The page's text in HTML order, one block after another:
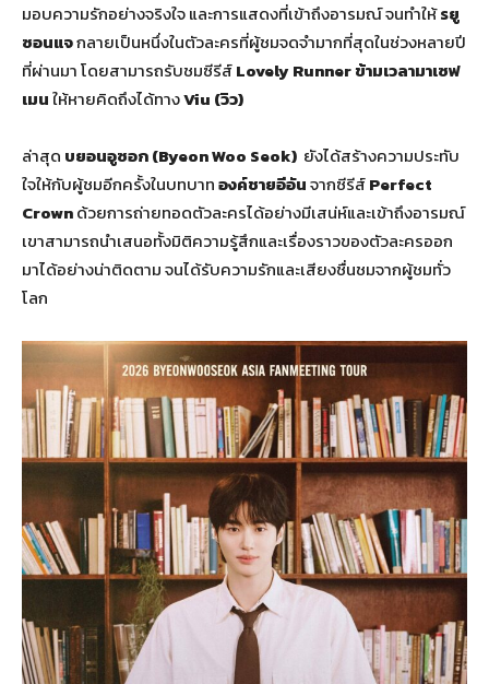
มอบความรักอย่างจริงใจ และการแสดงที่เข้าถึงอารมณ์ จนทำให้รยู
ซอนแจกลายเป็นหนึ่งในตัวละครที่ผู้ชมจดจำมากที่สุดในช่วงหลายปี
ที่ผ่านมา โดยสามารถรับชมซีรีส์Lovely Runner ข้ามเวลามาเซฟ
เมนให้หายคิดถึงได้ทางViu (วิว)
ล่าสุด บยอนอูซอก (Byeon Woo Seok) ยังได้สร้างความประทับ
ใจให้กับผู้ชมอีกครั้งในบทบาทองค์ชายอีอันจากซีรีส์Perfect
Crownด้วยการถ่ายทอดตัวละครได้อย่างมีเสน่ห์และเข้าถึงอารมณ์
เขาสามารถนำเสนอทั้งมิติความรู้สึกและเรื่องราวของตัวละครออก
มาได้อย่างน่าติดตาม จนได้รับความรักและเสียงชื่นชมจากผู้ชมทั่ว
โลก